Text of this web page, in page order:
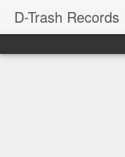
D-Trash Records